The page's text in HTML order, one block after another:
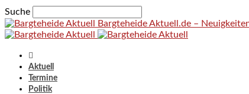
Suche
Bargteheide Aktuell.de –
Aktuell
Termine
Politik